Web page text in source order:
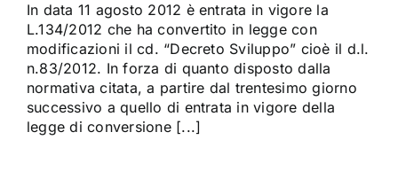
In data 11 agosto 2012 è entrata in vigore la
L.134/2012 che ha convertito in legge con
modificazioni il cd. “Decreto Sviluppo” cioè il d.l.
n.83/2012. In forza di quanto disposto dalla
normativa citata, a partire dal trentesimo giorno
successivo a quello di entrata in vigore della
legge di conversione [...]